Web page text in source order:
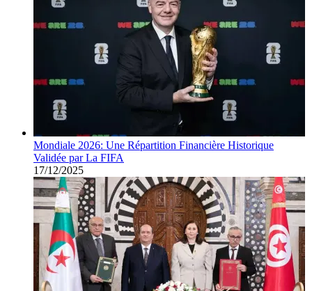
Mondiale 2026: Une Répartition Financière Historique
Validée par La FIFA
17/12/2025